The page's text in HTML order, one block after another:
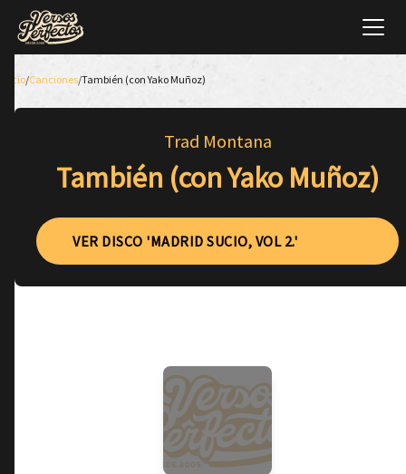
Inicio/Canciones/También (con Yako Muñoz)
Trad Montana
También (con Yako Muñoz)
VER DISCO 'MADRID SUCIO, VOL 2.'